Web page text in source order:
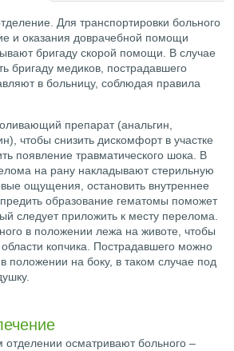
Для транспортировки больного
и оказания доврачебной помощи
бригаду скорой помощи. В случае
бригаду медиков, пострадавшего
в больницу, соблюдая правила
препарат (анальгин,
чтобы снизить дискомфорт в участке
появление травматического шока. В
на рану накладывают стерильную
ощущения, остановить внутреннее
образование гематомы поможет
следует приложить к месту перелома.
в положении лежа на животе, чтобы
области копчика. Пострадавшего можно
положении на боку, в таком случае под
отделении осматривают больного –